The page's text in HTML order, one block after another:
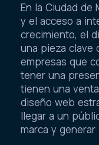
En la Ciudad de
y el acceso a
crecimiento, el
una pieza clave
empresas que
tener una
tienen una
diseño web
llegar a un
marca y